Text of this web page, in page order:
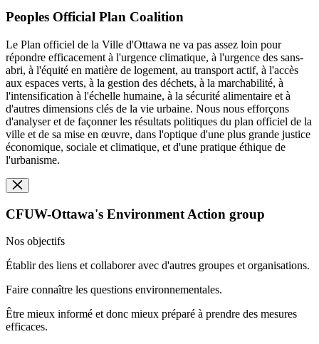
Peoples Official Plan Coalition
Le Plan officiel de la Ville d'Ottawa ne va pas assez loin pour
répondre efficacement à l'urgence climatique, à l'urgence des sans-
abri, à l'équité en matière de logement, au transport actif, à l'accès
aux espaces verts, à la gestion des déchets, à la marchabilité, à
l'intensification à l'échelle humaine, à la sécurité alimentaire et à
d'autres dimensions clés de la vie urbaine. Nous nous efforçons
d'analyser et de façonner les résultats politiques du plan officiel de la
ville et de sa mise en œuvre, dans l'optique d'une plus grande justice
économique, sociale et climatique, et d'une pratique éthique de
l'urbanisme.
CFUW-Ottawa's Environment Action group
Nos objectifs
Établir des liens et collaborer avec d'autres groupes et organisations.
Faire connaître les questions environnementales.
Être mieux informé et donc mieux préparé à prendre des mesures
efficaces.